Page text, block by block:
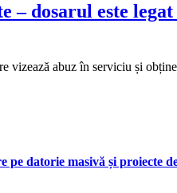
– dosarul este legat
vizează abuz în serviciu și
datorie masivă și proiecte